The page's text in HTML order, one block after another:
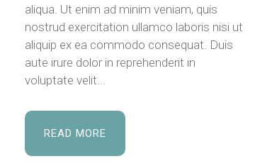
aliqua. Ut enim ad minim veniam, quis
nostrud exercitation ullamco laboris nisi ut
aliquip ex ea commodo consequat. Duis
aute irure dolor in reprehenderit in
voluptate velit...
READ MORE